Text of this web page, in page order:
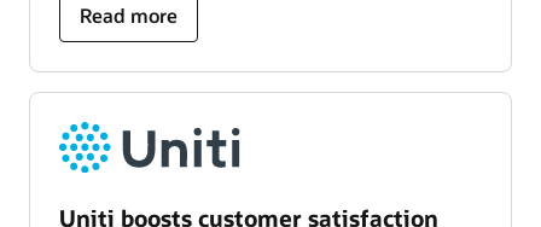
Read more
Uniti boosts customer satisfaction